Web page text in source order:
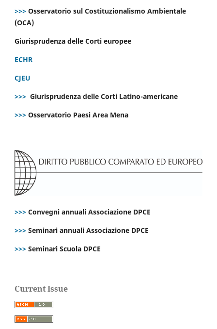
>>> Osservatorio sul Costituzionalismo Ambientale
(OCA)
Giurisprudenza delle Corti europee
ECHR
CJEU
>>> Giurisprudenza delle Corti Latino-americane
>>> Osservatorio Paesi Area Mena
>>> Convegni annuali Associazione DPCE
>>> Seminari annuali Associazione DPCE
>>> Seminari Scuola DPCE
Current Issue